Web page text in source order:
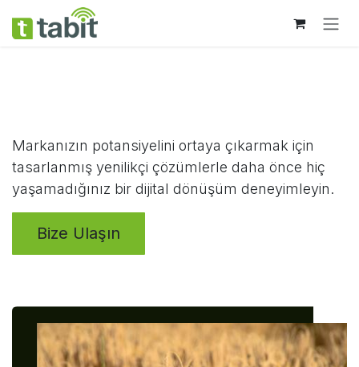
Skip to Content
Markanızın potansiyelini ortaya çıkarmak için
tasarlanmış yenilikçi çözümlerle daha önce hiç
yaşamadığınız bir dijital dönüşüm deneyimleyin.
Bize Ulaşın